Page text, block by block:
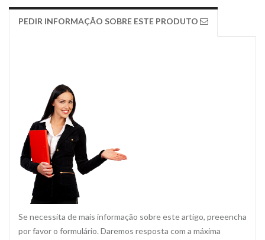
PEDIR INFORMAÇÃO SOBRE ESTE PRODUTO
Se necessita de mais informação sobre este artigo, preeencha
por favor o formulário. Daremos resposta com a máxima